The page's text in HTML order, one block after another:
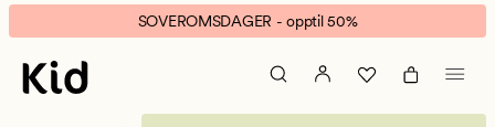
Voyage
large
småbord
offwhite
banner.
Klikk
ESCAPE
SOVEROMSDAGER - opptil 50%